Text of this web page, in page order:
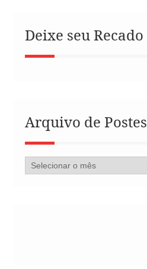
Deixe seu Recado
Arquivo de Postes
Arquivo
de